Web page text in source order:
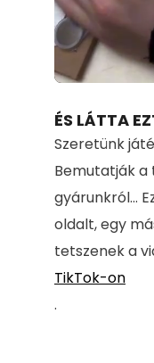
ÉS LÁTTA
Szeretünk
Bemutatják
gyárunkról...
oldalt, egy
tetszenek a
TikTok-on
.